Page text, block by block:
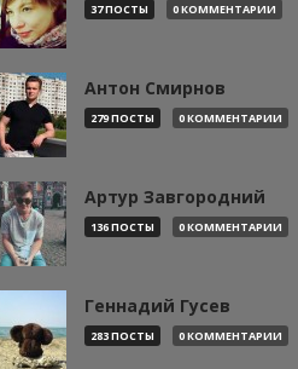
37 ПОСТЫ 0 КОММЕНТАРИИ
Антон Смирнов
279 ПОСТЫ 0 КОММЕНТАРИИ
Артур Завгородний
136 ПОСТЫ 0 КОММЕНТАРИИ
Геннадий Гусев
283 ПОСТЫ 0 КОММЕНТАРИИ